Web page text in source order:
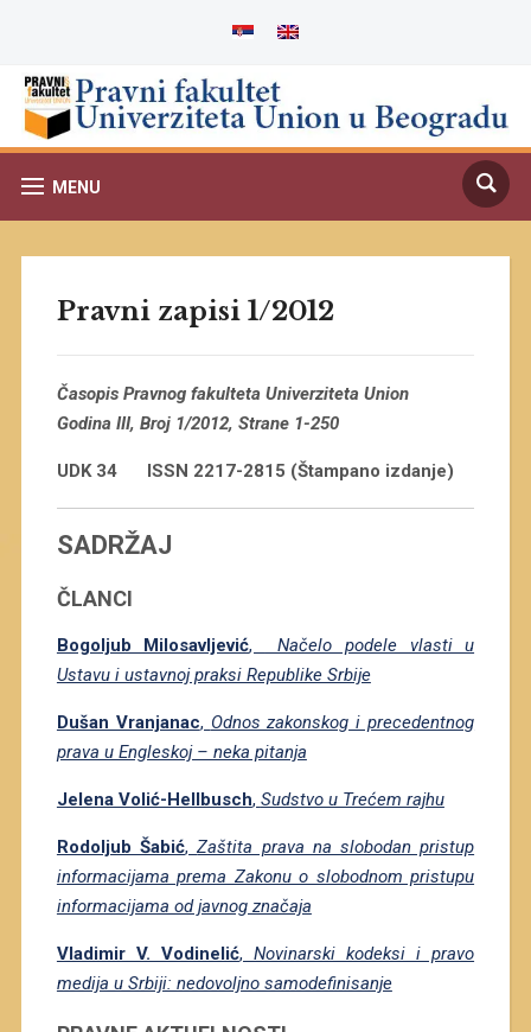
MENU
Pravni zapisi 1/2012
Časopis Pravnog fakulteta Univerziteta Union
Godina III, Broj 1/2012, Strane 1-250
UDK 34 ISSN 2217-2815 (Štampano izdanje)
SADRŽAJ
ČLANCI
Bogoljub Milosavljević,
Načelo podele vlasti u
Ustavu i ustavnoj praksi Republike Srbije
Dušan Vranjanac, Odnos zakonskog i precedentnog
prava u Engleskoj – neka pitanja
Jelena Volić-Hellbusch, Sudstvo u Trećem rajhu
Rodoljub Šabić,Zaštita prava na slobodan pristup
informacijama prema Zakonu o slobodnom pristupu
informacijama od javnog značaja
Vladimir V. Vodinelić, Novinarski kodeksi i pravo
medija u Srbiji: nedovoljno samodefinisanje